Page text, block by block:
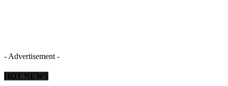
- Advertisement -
HOT NEWS